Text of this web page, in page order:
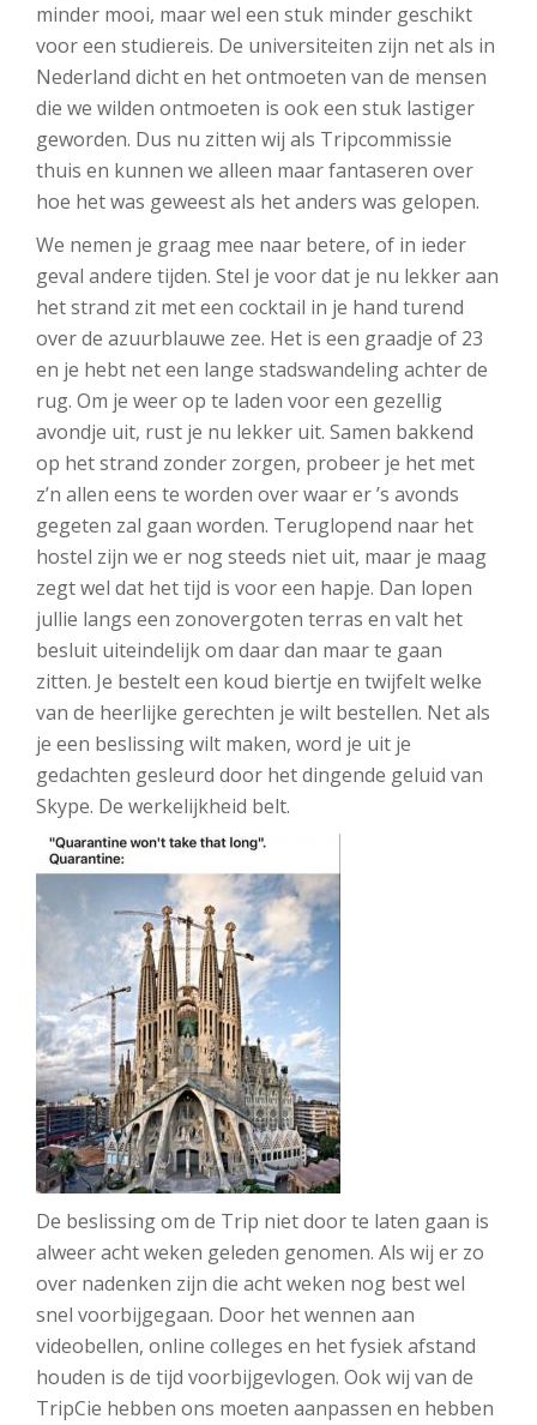
minder mooi, maar wel een stuk minder geschikt
voor een studiereis. De universiteiten zijn net als in
Nederland dicht en het ontmoeten van de mensen
die we wilden ontmoeten is ook een stuk lastiger
geworden. Dus nu zitten wij als Tripcommissie
thuis en kunnen we alleen maar fantaseren over
hoe het was geweest als het anders was gelopen.
We nemen je graag mee naar betere, of in ieder
geval andere tijden. Stel je voor dat je nu lekker aan
het strand zit met een cocktail in je hand turend
over de azuurblauwe zee. Het is een graadje of 23
en je hebt net een lange stadswandeling achter de
rug. Om je weer op te laden voor een gezellig
avondje uit, rust je nu lekker uit. Samen bakkend
op het strand zonder zorgen, probeer je het met
z’n allen eens te worden over waar er ’s avonds
gegeten zal gaan worden. Teruglopend naar het
hostel zijn we er nog steeds niet uit, maar je maag
zegt wel dat het tijd is voor een hapje. Dan lopen
jullie langs een zonovergoten terras en valt het
besluit uiteindelijk om daar dan maar te gaan
zitten. Je bestelt een koud biertje en twijfelt welke
van de heerlijke gerechten je wilt bestellen. Net als
je een beslissing wilt maken, word je uit je
gedachten gesleurd door het dingende geluid van
Skype. De werkelijkheid belt.
De beslissing om de Trip niet door te laten gaan is
alweer acht weken geleden genomen. Als wij er zo
over nadenken zijn die acht weken nog best wel
snel voorbijgegaan. Door het wennen aan
videobellen, online colleges en het fysiek afstand
houden is de tijd voorbijgevlogen. Ook wij van de
TripCie hebben ons moeten aanpassen en hebben